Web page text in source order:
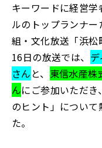
キーワードに経営
ルのトップランナ
組・文化放送「浜
16日の放送では、
さん と、 東信水産株
んにご参加いただ
のヒント」につい
た。